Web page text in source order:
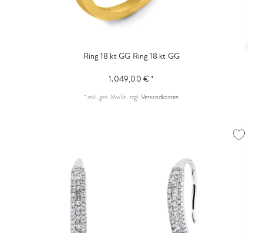
Ring 18 kt GG Ring 18 kt GG
1.049,00 € *
* inkl. ges. MwSt.zzgl.Versandkosten